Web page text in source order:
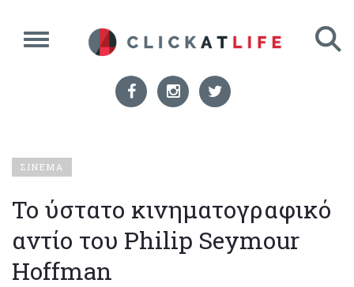
ΣΙΝΕΜΑ
Το ύστατο κινηματογραφικό
αντίο του Philip Seymour
Hoffman